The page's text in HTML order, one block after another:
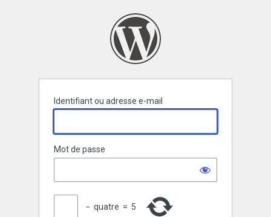
Identifiant ou adresse e-mail
Mot de passe
− quatre = 5